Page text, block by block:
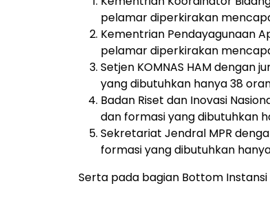
pelamar diperkirakan
Kementrian Pendayagunaan
pelamar diperkirakan
Setjen KOMNAS HAM
yang dibutuhkan hanya 38
Badan Riset dan Inovasi
dan formasi yang dibutuhkan
Sekretariat Jendral MPR
formasi yang dibutuhkan
Serta pada bagian Bottom